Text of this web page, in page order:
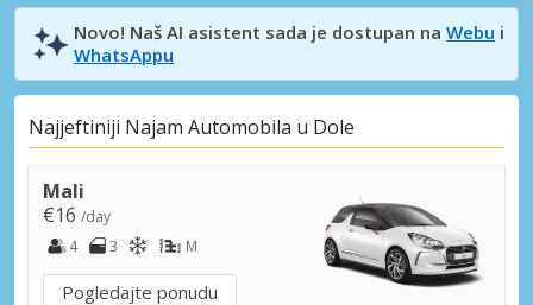
Novo! Naš AI asistent sada je dostupan na Webu i
WhatsAppu
Najjeftiniji Najam Automobila u Dole
Mali
€16 /day
4
3 M
Pogledajte ponudu